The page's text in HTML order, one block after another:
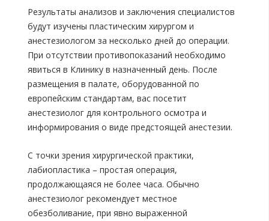
Результаты анализов и заключения специалистов
будут изучены пластическим хирургом и
анестезиологом за несколько дней до операции.
При отсутствии противопоказаний необходимо
явиться в Клинику в назначенный день. После
размещения в палате, оборудованной по
европейским стандартам, вас посетит
анестезиолог для контрольного осмотра и
информирования о виде предстоящей анестезии.
С точки зрения хирургической практики,
лабиопластика – простая операция,
продолжающаяся не более часа. Обычно
анестезиолог рекомендует местное
обезболивание, при явно выраженной